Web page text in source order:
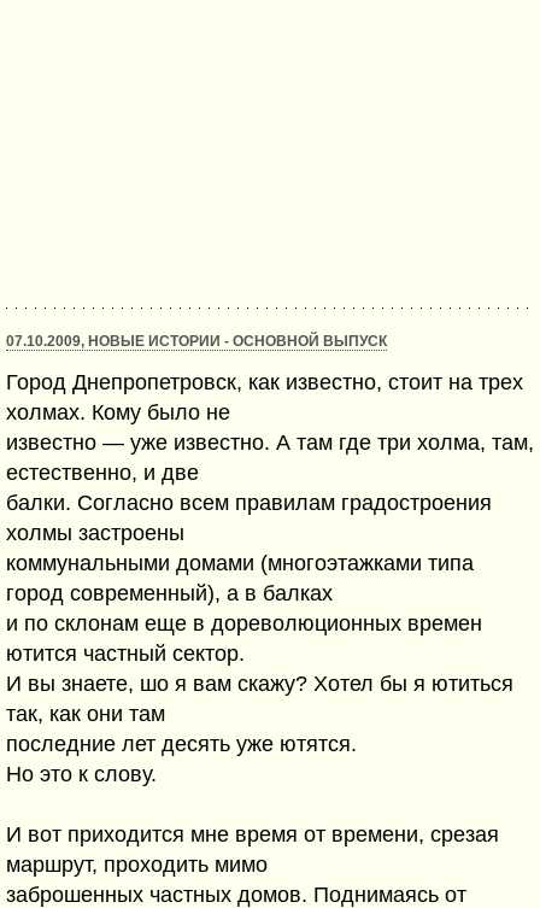
07.10.2009, НОВЫЕ ИСТОРИИ - ОСНОВНОЙ ВЫПУСК
Город Днепропетровск, как известно, стоит на трех
холмах. Кому было не
известно — уже известно. А там где три холма, там,
естественно, и две
балки. Согласно всем правилам градостроения
холмы застроены
коммунальными домами (многоэтажками типа
город современный), а в балках
и по склонам еще в дореволюционных времен
ютится частный сектор.
И вы знаете, шо я вам скажу? Хотел бы я ютиться
так, как они там
последние лет десять уже ютятся.
Но это к слову.
И вот приходится мне время от времени, срезая
маршрут, проходить мимо
заброшенных частных домов. Поднимаясь от